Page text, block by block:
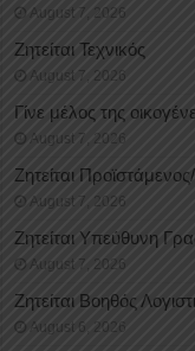
August 7, 2026
Ζητείται Τεχνικός
August 7, 2026
Γίνε μέλος της
August 7, 2026
Ζητείται
August 7, 2026
Ζητείται Υπεύθυνη
August 7, 2026
Ζητείται Βοηθός
August 6, 2026